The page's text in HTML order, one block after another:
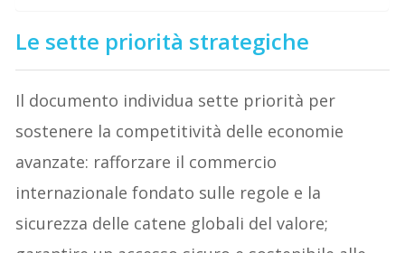
Le sette priorità strategiche
Il documento individua sette priorità per
sostenere la competitività delle economie
avanzate: rafforzare il commercio
internazionale fondato sulle regole e la
sicurezza delle catene globali del valore;